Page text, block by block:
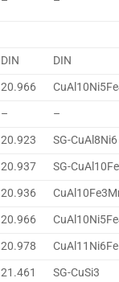
DIN
DIN
20.966
–
–
20.923
SG-CuAl8Ni6
20.937
SG-CuAl10Fe
20.936
20.966
20.978
21.461
SG-CuSi3